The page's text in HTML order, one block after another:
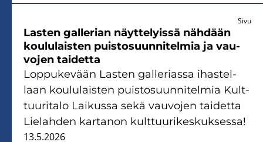
Sivu
Las­ten gal­le­rian näyt­te­lyis­sä näh­dään
kou­lu­lais­ten puis­to­suun­ni­tel­mia ja vau­
vo­jen tai­det­ta
Lop­pu­ke­vään Las­ten gal­le­rias­sa ihas­tel­
laan kou­lu­lais­ten puis­to­suun­ni­tel­mia Kult­
tuu­ri­ta­lo Lai­kus­sa sekä vau­vo­jen tai­det­ta
Lie­lah­den kar­ta­non kult­tuu­ri­kes­kuk­ses­sa!
13.5.2026